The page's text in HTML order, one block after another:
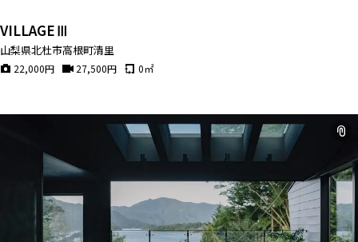
VILLAGEⅢ
山梨県北杜市高根町清里
22,000円 27,500円 0㎡